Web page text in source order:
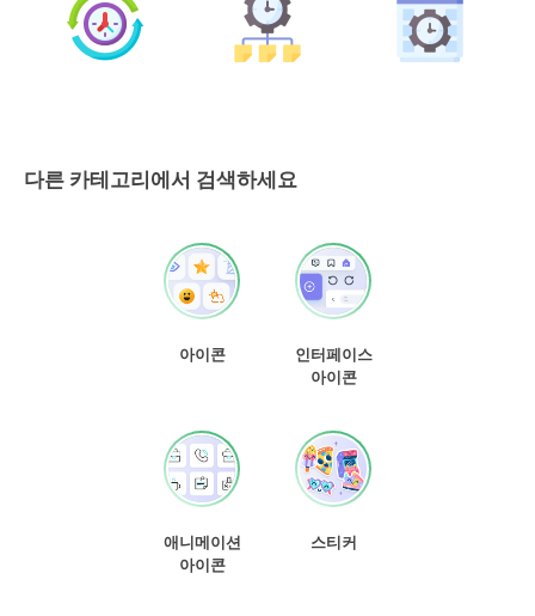
다른 카테고리에서 검색하세요
아이콘
인터페이스
아이콘
애니메이션
아이콘
스티커